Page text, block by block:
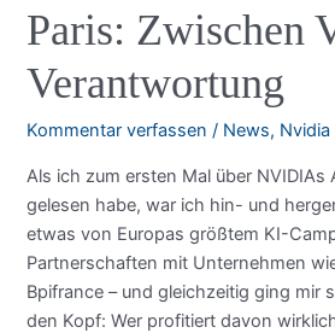
Paris: Zwischen
Verantwortung
Kommentar verfassen / News, Nvidia
Als ich zum ersten Mal über NVIDIAs
gelesen habe, war ich hin- und
etwas von Europas größtem KI-
Partnerschaften mit Unternehmen
Bpifrance – und gleichzeitig ging mir
den Kopf: Wer profitiert davon